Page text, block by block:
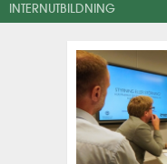
INTERNUTBILDNING